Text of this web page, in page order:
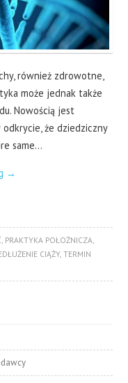
również zdrowotne,
może jednak także
Nowością jest
że dziedziczny
same…
→
, PRAKTYKA POŁOŻNICZA,
CIĄŻY,TERMIN